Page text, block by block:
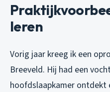
leren
Vorig jaar kreeg ik een
Breeveld. Hij had een
hoofdslaapkamer